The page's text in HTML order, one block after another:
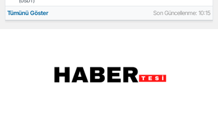
Tümünü Göster Son Güncellenme: 10:15